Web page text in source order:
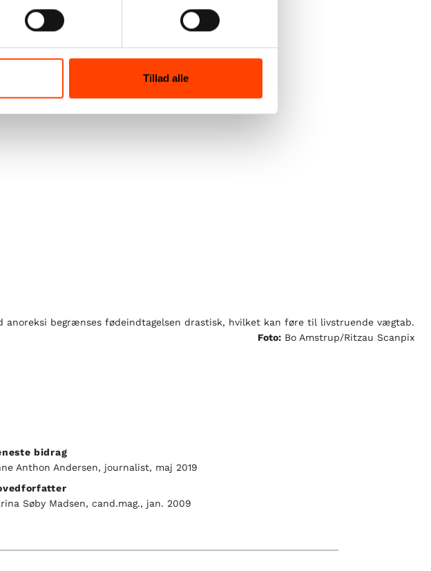
Tillad alle
anoreksi begrænses fødeindtagelsen drastisk, hvilket kan føre til livstruende vægtab.
Foto: Bo Amstrup/Ritzau Scanpix
bidrag
Anthon Andersen, journalist, maj 2019
Søby Madsen, cand.mag., jan. 2009